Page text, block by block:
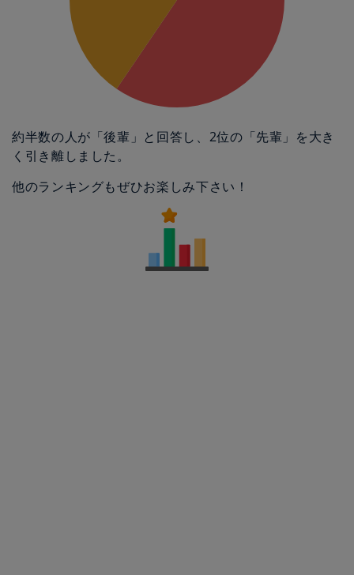
約半数の人が「後輩」と回答し、2位の「先輩」を大き
く引き離しました。
他のランキングもぜひお楽しみ下さい！